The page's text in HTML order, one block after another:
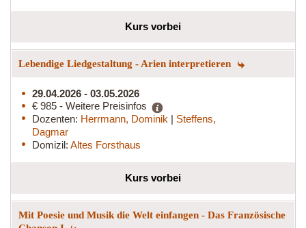
Kurs vorbei
Lebendige Liedgestaltung - Arien interpretieren
29.04.2026 - 03.05.2026
€ 985 - Weitere Preisinfos
Dozenten: Herrmann, Dominik | Steffens,
Dagmar
Domizil: Altes Forsthaus
Kurs vorbei
Mit Poesie und Musik die Welt einfangen - Das Französische